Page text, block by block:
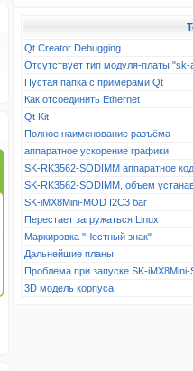
Qt Creator Debugging
Отсутствует тип модуля-платы "sk-
Пустая папка с примерами Qt
Как отсоединить Ethernet
Qt Kit
Полное наименование разъёма
аппаратное ускорение графики
SK-RK3562-SODIMM аппаратное
SK-RK3562-SODIMM, объем
SK-iMX8Mini-MOD I2C3 баг
Перестает загружаться Linux
Маркировка "Честный знак"
Дальнейшие планы
Проблема при запуске SK-iMX8Mini-
3D модель корпуса